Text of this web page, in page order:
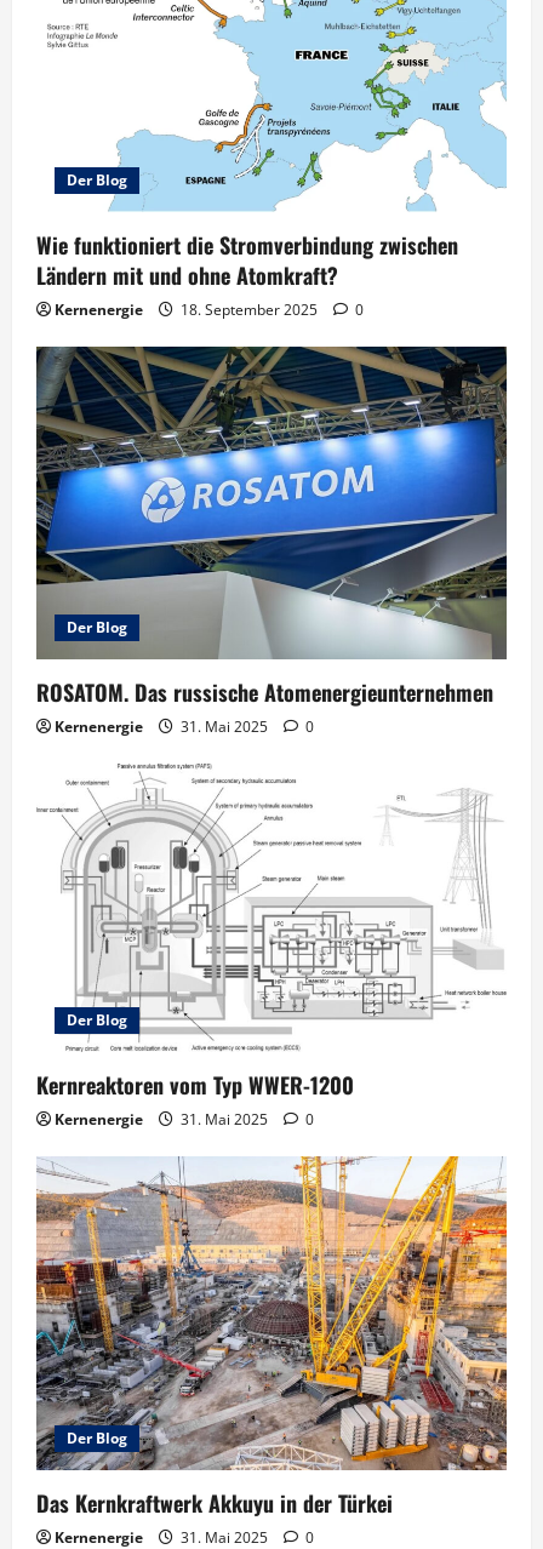
Der Blog
Wie funktioniert die Stromverbindung zwischen
Ländern mit und ohne Atomkraft?
Kernenergie 18. September 2025 0
Der Blog
ROSATOM. Das russische Atomenergieunternehmen
Kernenergie 31. Mai 2025 0
Der Blog
Kernreaktoren vom Typ WWER-1200
Kernenergie 31. Mai 2025 0
Der Blog
Das Kernkraftwerk Akkuyu in der Türkei
Kernenergie 31. Mai 2025 0